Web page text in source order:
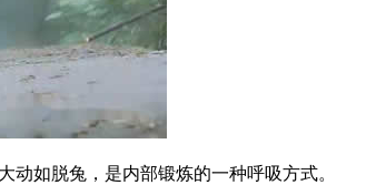
如脱兔，是内部锻炼的一种呼吸方式。